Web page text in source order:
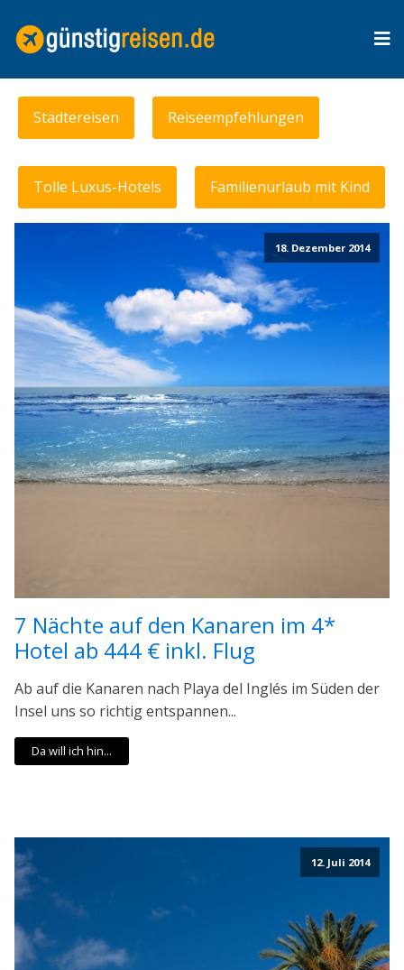
Städtereisen Reiseempfehlungen
Tolle Luxus-Hotels Familienurlaub mit Kind
18. Dezember 2014
7 Nächte auf den Kanaren im 4*
Hotel ab 444 € inkl. Flug
Ab auf die Kanaren nach Playa del Inglés im Süden der
Insel uns so richtig entspannen...
Da will ich hin...
12. Juli 2014